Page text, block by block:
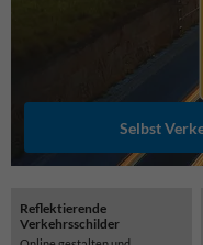
Selbst
Reflektierende
Verkehrsschilder